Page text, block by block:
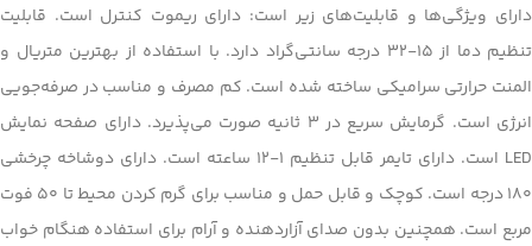
دارای ویژگی‌ها و قابلیت‌های زیر است: دارای ریموت کنترل است. قابلیت
تنظیم دما از 15-32 درجه سانتی‌گراد دارد. با استفاده از بهترین متریال و
المنت حرارتی سرامیکی ساخته شده است. کم مصرف و مناسب در صرفه‌جویی
انرژی است. گرمایش سریع در 3 ثانیه صورت می‌پذیرد. دارای صفحه نمایش
LED است. دارای تایمر قابل تنظیم 1-12 ساعته است. دارای دوشاخه چرخشی
180 درجه است. کوچک و قابل حمل و مناسب برای گرم کردن محیط تا 50 فوت
مربع است. همچنین بدون صدای آزاردهنده و آرام برای استفاده هنگام خواب